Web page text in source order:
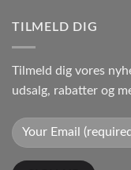
TILMELD DIG
Tilmeld dig vores
udsalg, rabatter og